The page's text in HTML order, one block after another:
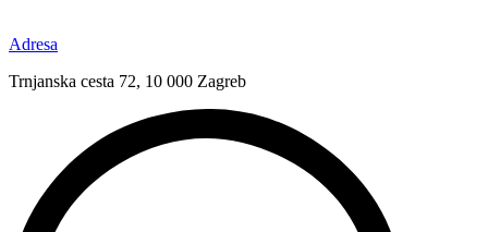
Adresa
Trnjanska cesta 72, 10 000 Zagreb